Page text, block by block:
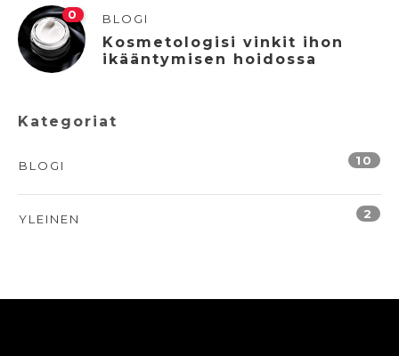
0 BLOGI
Kosmetologisi vinkit ihon
ikääntymisen hoidossa
Kategoriat
BLOGI 10
YLEINEN 2